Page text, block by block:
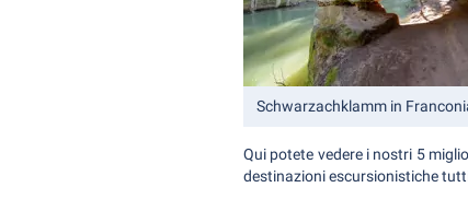
Schwarzachklamm in
Qui potete vedere i nostri 5
destinazioni escursionistiche